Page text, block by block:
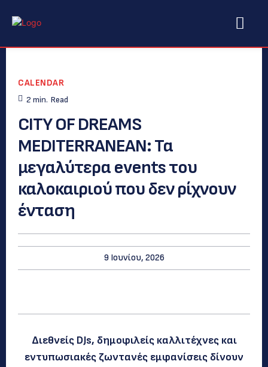
CALENDAR
2 min. Read
CITY OF DREAMS
MEDITERRANEAN: Τα
μεγαλύτερα events του
καλοκαιριού που δεν ρίχνουν
ένταση
9 Ιουνίου, 2026
Διεθνείς DJs, δημοφιλείς καλλιτέχνες και
εντυπωσιακές ζωντανές εμφανίσεις δίνουν